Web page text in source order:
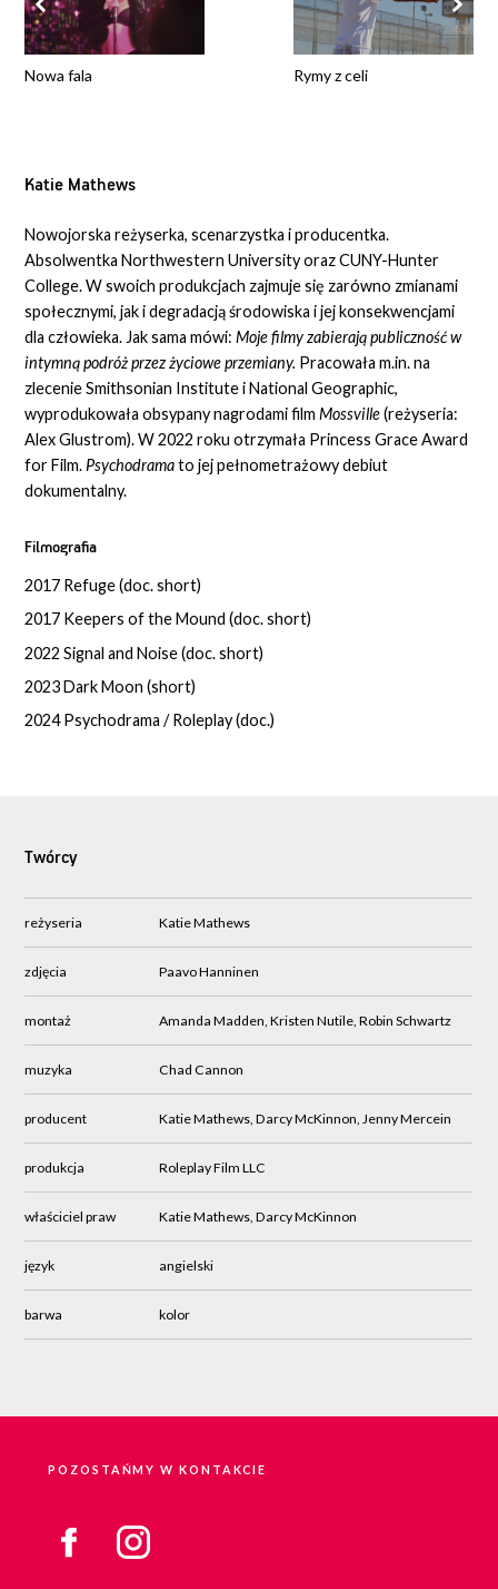
Nowa fala Rymy z celi
Katie Mathews
Nowojorska reżyserka, scenarzystka i producentka.
Absolwentka Northwestern University oraz CUNY-Hunter
College. W swoich produkcjach zajmuje się zarówno zmianami
społecznymi, jak i degradacją środowiska i jej konsekwencjami
dla człowieka. Jak sama mówi:Moje filmy zabierają publiczność w
intymną podróż przez życiowe przemiany. Pracowała m.in. na
zlecenie Smithsonian Institute i National Geographic,
wyprodukowała obsypany nagrodami filmMossville(reżyseria:
Alex Glustrom). W 2022 roku otrzymała Princess Grace Award
for Film. Psychodramato jej pełnometrażowy debiut
dokumentalny.
Filmografia
2017 Refuge (doc. short)
2017 Keepers of the Mound (doc. short)
2022 Signal and Noise (doc. short)
2023 Dark Moon (short)
2024 Psychodrama / Roleplay (doc.)
Twórcy
reżyseria Katie Mathews
zdjęcia Paavo Hanninen
montaż Amanda Madden, Kristen Nutile, Robin Schwartz
muzyka Chad Cannon
producent Katie Mathews, Darcy McKinnon, Jenny Mercein
produkcja Roleplay Film LLC
właściciel praw Katie Mathews, Darcy McKinnon
język angielski
barwa kolor
POZOSTAŃMY W KONTAKCIE